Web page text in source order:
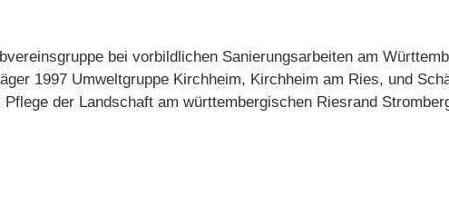
bei vorbildlichen Sanierungsarbeiten am
1997 Umweltgruppe Kirchheim, Kirchheim am Ries, und
der Landschaft am württembergischen Riesrand